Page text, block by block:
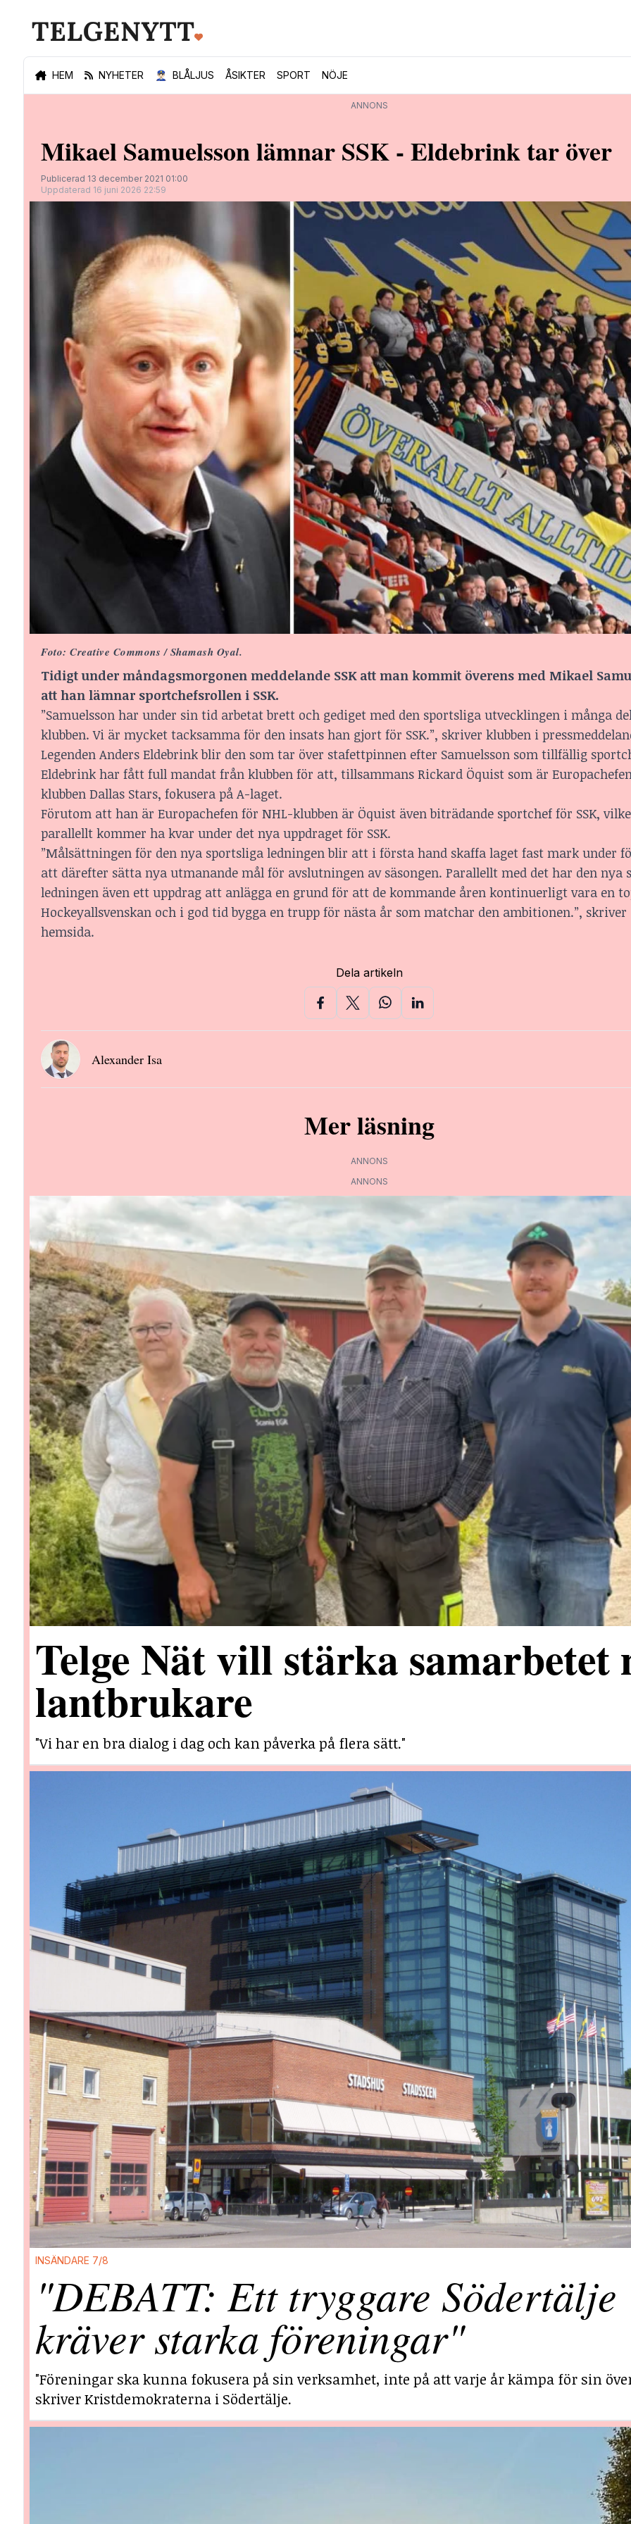
HEM NYHETER 👮🏻‍♂️ BLÅLJUS ÅSIKTER SPORT NÖJE
ANNONS
Mikael Samuelsson lämnar SSK - Eldebrink tar över
Publicerad 13 december 2021 01:00
Uppdaterad 16 juni 2026 22:59
Foto: Creative Commons / Shamash Oyal.
Tidigt under måndagsmorgonen meddelande SSK att man kommit överens med Mikael
att han lämnar sportchefsrollen i SSK.
”Samuelsson har under sin tid arbetat brett och gediget med den sportsliga utvecklingen i många
klubben. Vi är mycket tacksamma för den insats han gjort för SSK.”, skriver klubben i
Legenden Anders Eldebrink blir den som tar över stafettpinnen efter Samuelsson som tillfällig
Eldebrink har fått full mandat från klubben för att, tillsammans Rickard Öquist som är
klubben Dallas Stars, fokusera på A-laget.
Förutom att han är Europachefen för NHL-klubben är Öquist även biträdande sportchef för SSK,
parallellt kommer ha kvar under det nya uppdraget för SSK.
”Målsättningen för den nya sportsliga ledningen blir att i första hand skaffa laget fast mark under
att därefter sätta nya utmanande mål för avslutningen av säsongen. Parallellt med det har den nya
ledningen även ett uppdrag att anlägga en grund för att de kommande åren kontinuerligt vara en
Hockeyallsvenskan och i god tid bygga en trupp för nästa år som matchar den ambitionen.”, skriver
hemsida.
Dela artikeln
Alexander Isa
Mer läsning
ANNONS
ANNONS
Telge Nät vill stärka samarbetet
lantbrukare
"Vi har en bra dialog i dag och kan påverka på flera sätt."
INSÄNDARE 7/8
"DEBATT: Ett tryggare Södertälje
kräver starka föreningar"
"Föreningar ska kunna fokusera på sin verksamhet, inte på att varje år kämpa för sin
skriver Kristdemokraterna i Södertälje.